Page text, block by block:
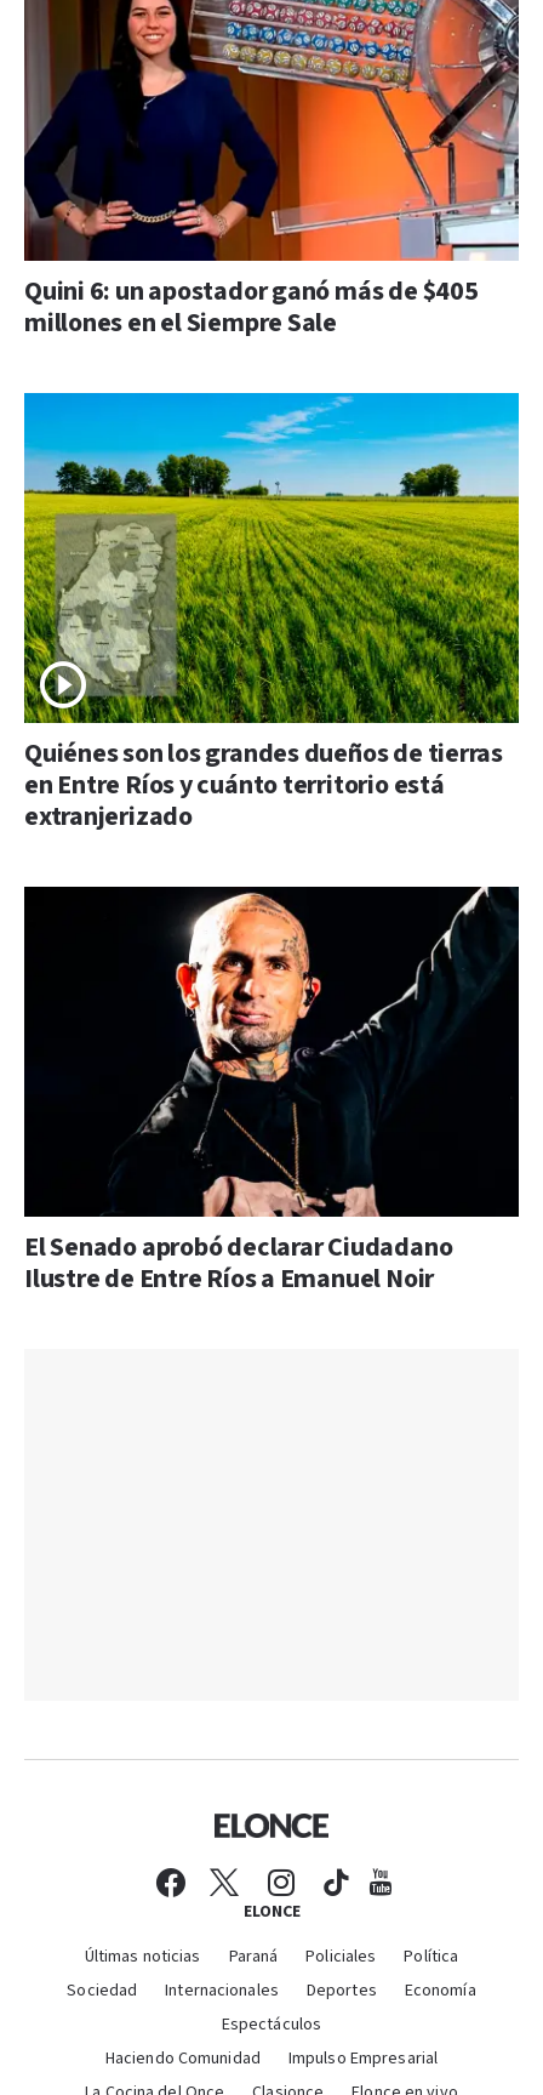
Quini 6: un apostador ganó más de $405
millones en el Siempre Sale
Quiénes son los grandes dueños de tierras
en Entre Ríos y cuánto territorio está
extranjerizado
El Senado aprobó declarar Ciudadano
Ilustre de Entre Ríos a Emanuel Noir
ELONCE
Últimas noticias Paraná Policiales
Política
Sociedad
Internacionales Deportes
Economía
Espectáculos
Haciendo Comunidad
Impulso Empresarial